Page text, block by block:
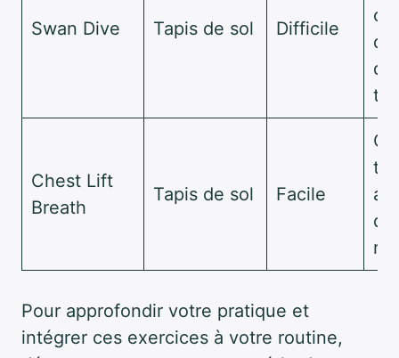
Swan Dive Tapis de sol Difficile
Chest Lift
Breath
Tapis de sol Facile
de
Pour approfondir votre pratique et
intégrer ces exercices à votre routine,